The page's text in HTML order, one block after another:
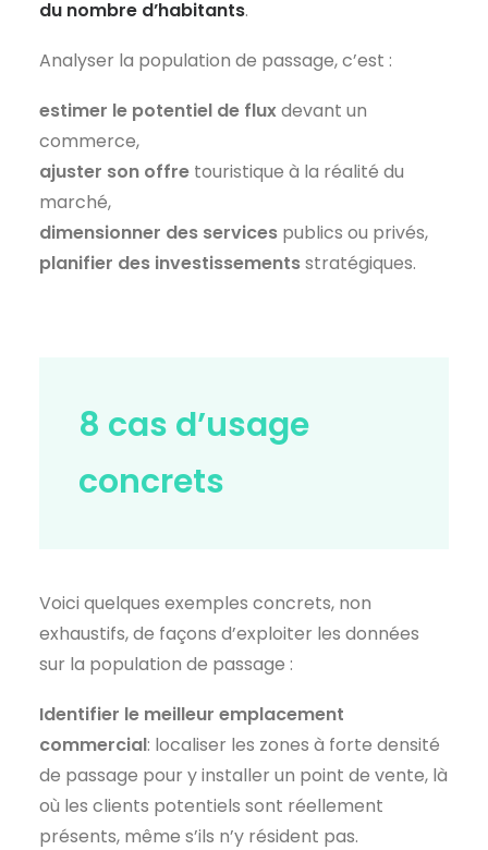
du nombre d’habitants.
Analyser la population de passage, c’est :
estimer le potentiel de fluxdevant un
commerce,
ajuster son offre touristique à la réalité du
marché,
dimensionner des services publics ou privés,
planifier des investissementsstratégiques.
8 cas d’usage
concrets
Voici quelques exemples concrets, non
exhaustifs, de façons d’exploiter les données
sur la population de passage :
Identifier le meilleur emplacement
commercial: localiser les zones à forte densité
de passage pour y installer un point de vente, là
où les clients potentiels sont réellement
présents, même s’ils n’y résident pas.